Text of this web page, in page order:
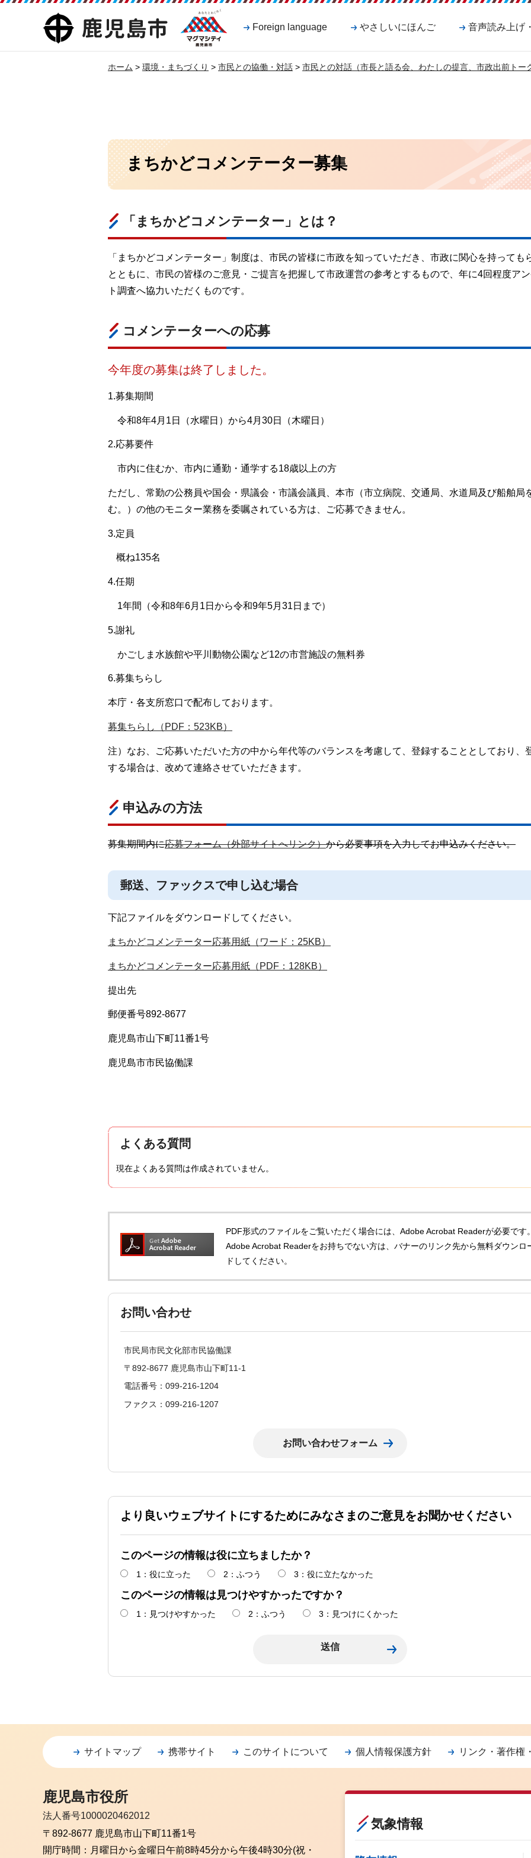
鹿児島市
マグマシティ
鹿児島市
Foreign language やさしいにほんご 音声読み上げ
ホーム > 環境・まちづくり > 市民との協働・対話 > 市民との対話（市長と語る会、わたしの提言、市政出前トー
まちかどコメンテーター募集
「まちかどコメンテーター」とは？
「まちかどコメンテーター」制度は、市民の皆様に市政を知っていただき、市政に関心を持っても
とともに、市民の皆様のご意見・ご提言を把握して市政運営の参考とするもので、年に4回程度ア
ト調査へ協力いただくものです。
コメンテーターへの応募
今年度の募集は終了しました。
1.募集期間
令和8年4月1日（水曜日）から4月30日（木曜日）
2.応募要件
市内に住むか、市内に通勤・通学する18歳以上の方
ただし、常勤の公務員や国会・県議会・市議会議員、本市（市立病院、交通局、水道局及び船舶局
む。）の他のモニター業務を委嘱されている方は、ご応募できません。
3.定員
概ね135名
4.任期
1年間（令和8年6月1日から令和9年5月31日まで）
5.謝礼
かごしま水族館や平川動物公園など12の市営施設の無料券
6.募集ちらし
本庁・各支所窓口で配布しております。
募集ちらし（PDF：523KB）
注）なお、ご応募いただいた方の中から年代等のバランスを考慮して、登録することとしており、
する場合は、改めて連絡させていただきます。
申込みの方法
募集期間内に応募フォーム（外部サイトへリンク）から必要事項を入力してお申込みください。
郵送、ファックスで申し込む場合
下記ファイルをダウンロードしてください。
まちかどコメンテーター応募用紙（ワード：25KB）
まちかどコメンテーター応募用紙（PDF：128KB）
提出先
郵便番号892-8677
鹿児島市山下町11番1号
鹿児島市市民協働課
よくある質問
現在よくある質問は作成されていません。
PDF形式のファイルをご覧いただく場合には、Adobe Acrobat Readerが必要です
Adobe Acrobat Readerをお持ちでない方は、バナーのリンク先から無料ダウンロ
ドしてください。
お問い合わせ
市民局市民文化部市民協働課
〒892-8677 鹿児島市山下町11-1
電話番号：099-216-1204
ファクス：099-216-1207
より良いウェブサイトにするためにみなさまのご意見をお聞かせください
このページの情報は役に立ちましたか？
1：役に立った 2：ふつう 3：役に立たなかった
このページの情報は見つけやすかったですか？
1：見つけやすかった 2：ふつう 3：見つけにくかった
サイトマップ 携帯サイト このサイトについて 個人情報保護方針 リンク・著作権
鹿児島市役所
法人番号1000020462012
〒892-8677 鹿児島市山下町11番1号
開庁時間： 月曜日から金曜日 午前8時45分から午後4時30分(祝・
気象情報